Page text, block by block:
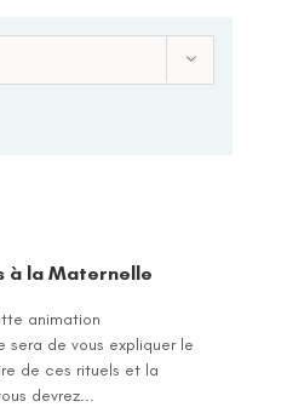
à la Maternelle
animation
sera de vous expliquer le
de ces rituels et la
devrez...